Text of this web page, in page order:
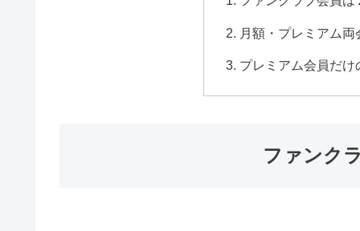
月額・プレミアム
プレミアム会員だ
ファンク